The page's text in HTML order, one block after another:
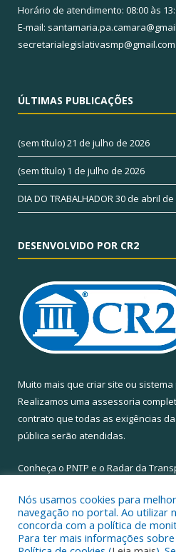
Horário de atendimento: 08:00 às
E-mail:
secretarialegislativasmp@gmail.com
ÚLTIMAS PUBLICAÇÕES
(sem título)21 de julho de 2026
(sem título) 1 de julho de 2026
DIA DO TRABALHADOR30 de abril de
DESENVOLVIDO POR CR2
Muito mais que criar site ou
Realizamos uma assessoria
contrato que todas as exigências
pública serão atendidas.
Conheça o PNTP e o Radar da
Todos os direitos reservados a
Nós usamos cookies para
navegação no portal. Ao utilizar
concorda com a política de
Para ter mais informações